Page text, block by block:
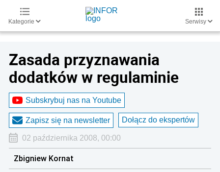
Kategorie Serwisy
Zasada przyznawania
dodatków w regulaminie
Subskrybuj nas na Youtube
Zapisz się na newsletter Dołącz do ekspertów
02 października 2008, 00:00
Zbigniew Kornat